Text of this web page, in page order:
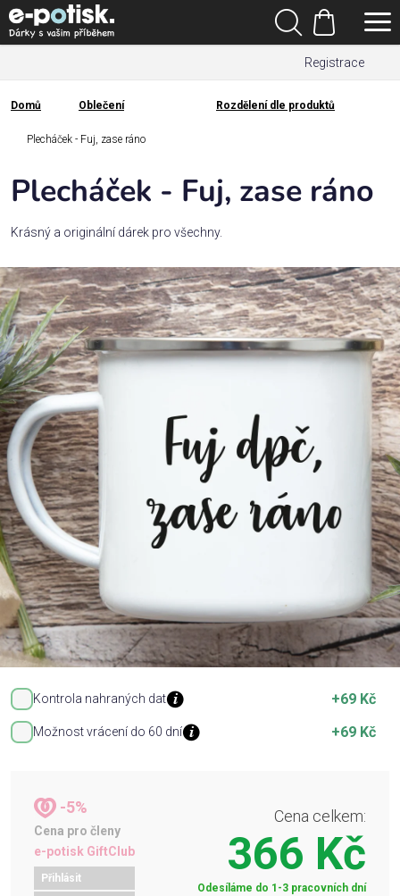
Přejít
na
obsah
Registrace
Hledat
Nákupní
košík
Kategorie
Dárek
Rodina
/
Láska
Povolání,
zájmy a
sport
Příležitosti
Domácnost
Kolekce
Oblečení
Přihlášení
Domů
Domů Oblečení Rozdělení dle produktů
Plecháček - Fuj, zase ráno
Kontrola nahraných dat +69 Kč
Možnost vrácení do 60 dní +69 Kč
-5%
Cena pro členy
e-potisk GiftClub
Přihlásit
Cena celkem:
366 Kč
Odesíláme do 1-3 pracovních dní
Plecháček - Fuj, zase ráno
Krásný a originální dárek pro všechny.